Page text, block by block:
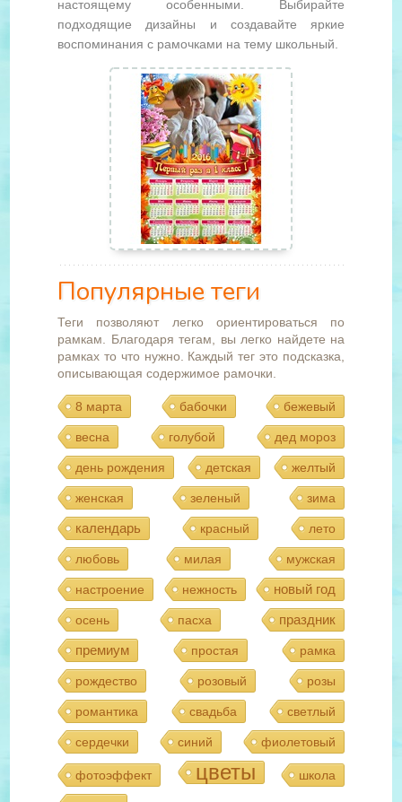
настоящему особенными. Выбирайте
подходящие дизайны и создавайте яркие
воспоминания с рамочками на тему школьный.
Популярные теги
Теги позволяют легко ориентироваться по
рамкам. Благодаря тегам, вы легко найдете на
рамках то что нужно. Каждый тег это подсказка,
описывающая содержимое рамочки.
8 марта бабочки бежевый
весна голубой дед мороз
день рождения детская желтый
женская зеленый зима
календарь красный лето
любовь милая мужская
настроение нежность новый год
осень пасха
праздник
премиум
простая рамка
рождество розовый розы
романтика свадьба светлый
сердечки синий фиолетовый
фотоэффект цветы школа